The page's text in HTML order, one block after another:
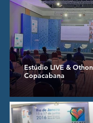
Estúdio LIVE & Othon
Copacabana